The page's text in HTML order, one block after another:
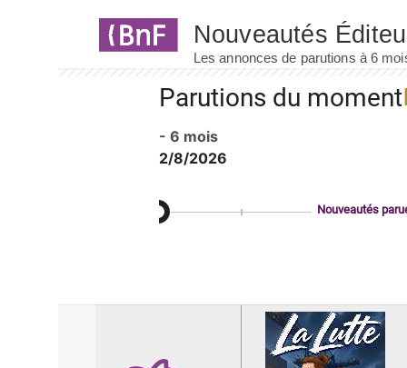
Parutions du moment
- 6 mois
2/8/2026
Nouveautés